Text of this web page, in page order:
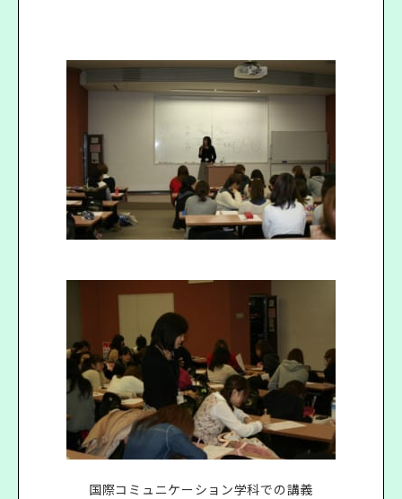
国際コミュニケーション学科での講義